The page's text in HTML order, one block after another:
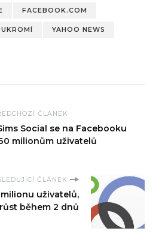
FACEBOOK.COM
YAHOO NEWS
ČLÁNEK
Social se na Facebooku
milionům uživatelů
ČLÁNEK
uživatelů,
během 2 dnů